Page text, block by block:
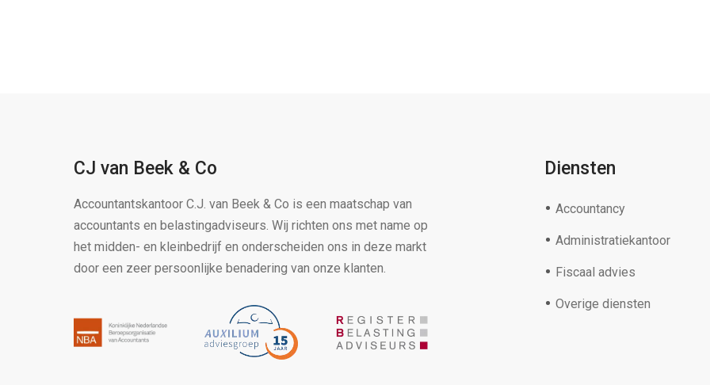
CJ van Beek & Co
Accountantskantoor C.J. van Beek & Co is een maatschap van
accountants en belastingadviseurs. Wij richten ons met name op
het midden- en kleinbedrijf en onderscheiden ons in deze markt
door een zeer persoonlijke benadering van onze klanten.
Diensten
Accountancy
Administratiekantoor
Fiscaal advies
Overige diensten